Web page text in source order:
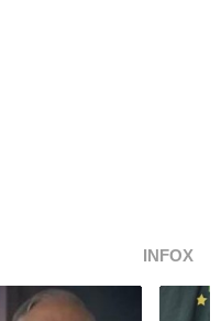
INFOX